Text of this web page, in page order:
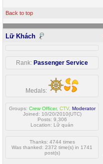
Back to top
Lữ Khách
Rank: Passenger Service
Medals:
Groups: Crew Officer, CTV, Moderator
Joined: 10/20/2010(UTC)
Posts: 9,306
Location: Lữ quán
Thanks: 4744 times
Was thanked: 2372 time(s) in 1741
post(s)